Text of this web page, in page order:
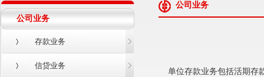
公司业务
存款业务
信贷业务
公司业务
单位存款业务包括活期存